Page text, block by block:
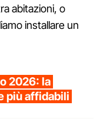
abitazioni, o
installare un
2026: la
più affidabili